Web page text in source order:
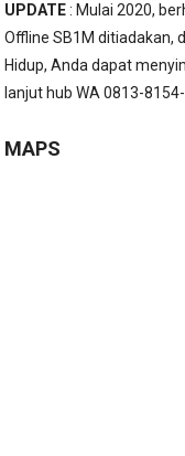
UPDATE: Mulai 2020,
Offline SB1M ditiadakan,
Hidup, Anda dapat
lanjut hub WA 0813-
MAPS